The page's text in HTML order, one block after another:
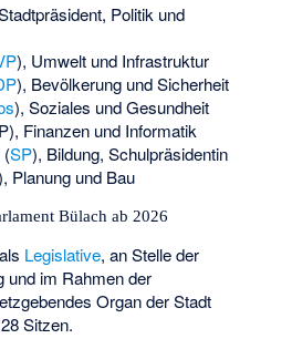
Politik und
), Umwelt und Infrastruktur
), Bevölkerung und Sicherheit
), Soziales und Gesundheit
Finanzen und Informatik
(SP), Bildung, Schulpräsidentin
Planung und Bau
Bülach ab 2026
Legislative, an Stelle der
und im Rahmen der
Organ der Stadt
Sitzen.